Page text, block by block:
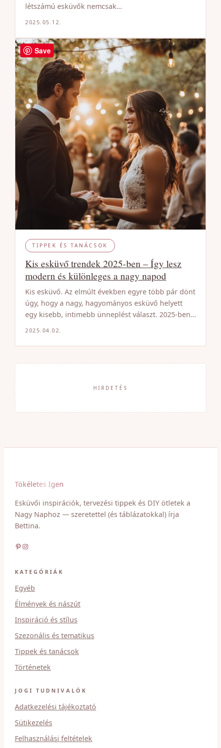
létszámú esküvők nemcsak…
2025.05.12.
TIPPEK ÉS TANÁCSOK
Kis esküvő trendek 2025-ben – Így lesz
modern és különleges a nagy napod
Kis esküvő. Az elmúlt években egyre több pár dönt
úgy, hogy a nagy, hagyományos esküvő helyett
egy kisebb, intimebb ünneplést választ. 2025-ben…
2025.04.02.
HIRDETÉS
Tökéletes Igen
Esküvői inspirációk, tervezési tippek és DIY ötletek a
Nagy Naphoz — szeretettel (és táblázatokkal) írja
Bettina.
Pinterest Instagram
KATEGÓRIÁK
Egyéb
Élmények és nászút
Inspiráció és stílus
Szezonális és tematikus
Tippek és tanácsok
Történetek
JOGI TUDNIVALÓK
Adatkezelési tájékoztató
Sütikezelés
Felhasználási feltételek
Save